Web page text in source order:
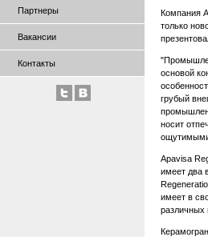
Партнеры
Вакансии
Контакты
Компания
только
основой
грубый
носит
Apavisa
имеет два
имеет в
различных